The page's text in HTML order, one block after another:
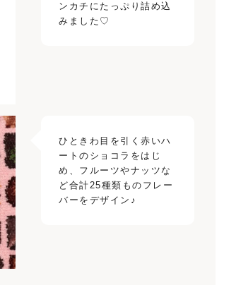
ンカチにたっぷり詰め込
ひときわ目を引く赤いハ
ートのショコラをはじ
め、フルーツやナッツな
ど合計25種類ものフレー